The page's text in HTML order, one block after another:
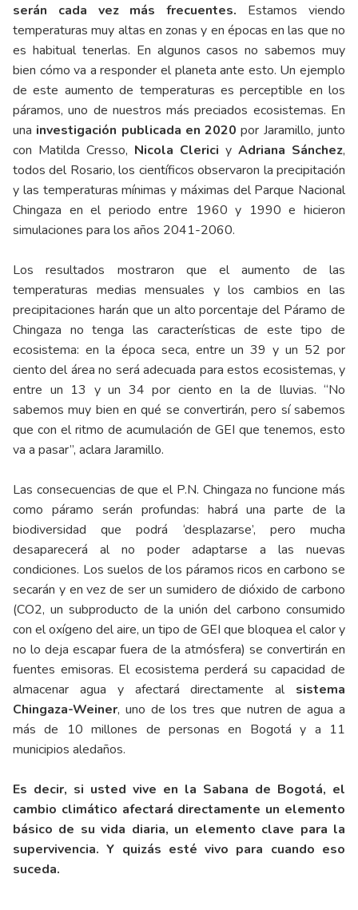
serán cada vez más frecuentes. Estamos viendo
temperaturas muy altas en zonas y en épocas en las que no
es habitual tenerlas. En algunos casos no sabemos muy
bien cómo va a responder el planeta ante esto. Un ejemplo
de este aumento de temperaturas es perceptible en los
páramos, uno de nuestros más preciados ecosistemas. En
una investigación publicada en 2020 por Jaramillo, junto
con Matilda Cresso, Nicola Clerici y Adriana Sánchez,
todos del Rosario, los científicos observaron la precipitación
y las temperaturas mínimas y máximas del Parque Nacional
Chingaza en el periodo entre 1960 y 1990 e hicieron
simulaciones para los años 2041-2060.
Los resultados mostraron que el aumento de las
temperaturas medias mensuales y los cambios en las
precipitaciones harán que un alto porcentaje del Páramo de
Chingaza no tenga las características de este tipo de
ecosistema: en la época seca, entre un 39 y un 52 por
ciento del área no será adecuada para estos ecosistemas, y
entre un 13 y un 34 por ciento en la de lluvias. “No
sabemos muy bien en qué se convertirán, pero sí sabemos
que con el ritmo de acumulación de GEI que tenemos, esto
va a pasar”, aclara Jaramillo.
Las consecuencias de que el P.N. Chingaza no funcione más
como páramo serán profundas: habrá una parte de la
biodiversidad que podrá ‘desplazarse’, pero mucha
desaparecerá al no poder adaptarse a las nuevas
condiciones. Los suelos de los páramos ricos en carbono se
secarán y en vez de ser un sumidero de dióxido de carbono
(CO2, un subproducto de la unión del carbono consumido
con el oxígeno del aire, un tipo de GEI que bloquea el calor y
no lo deja escapar fuera de la atmósfera) se convertirán en
fuentes emisoras. El ecosistema perderá su capacidad de
almacenar agua y afectará directamente al sistema
Chingaza-Weiner, uno de los tres que nutren de agua a
más de 10 millones de personas en Bogotá y a 11
municipios aledaños.
Es decir, si usted vive en la Sabana de Bogotá, el
cambio climático afectará directamente un elemento
básico de su vida diaria, un elemento clave para la
supervivencia. Y quizás esté vivo para cuando eso
suceda.